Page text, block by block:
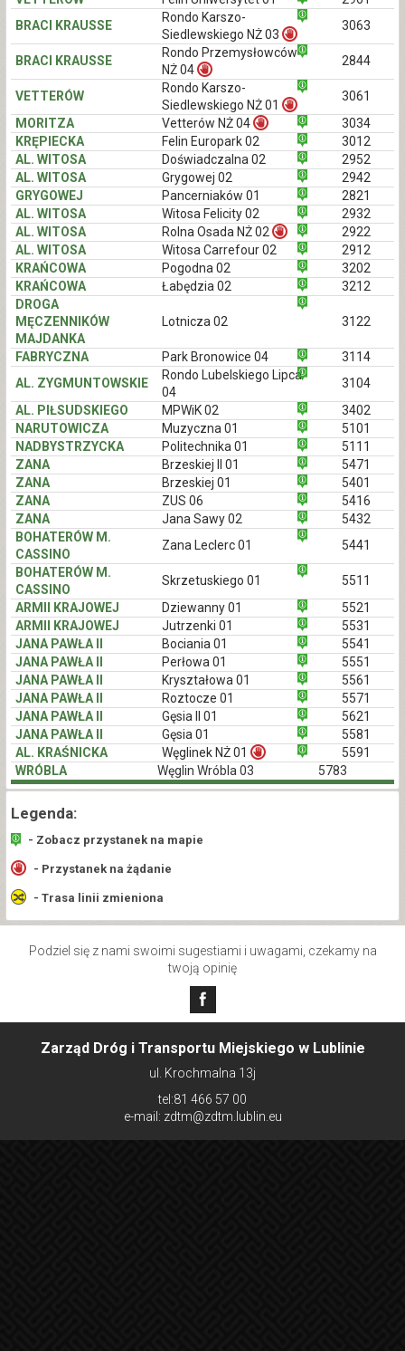
BRACI KRAUSSE
Rondo Karszo-
Siedlewskiego NŻ 03
3063
BRACI KRAUSSE
Rondo Przemysłowców
NŻ 04
2844
VETTERÓW
Rondo Karszo-
Siedlewskiego NŻ 01
3061
MORITZA
Vetterów NŻ 04
3034
KRĘPIECKA
Felin Europark 02
3012
AL. WITOSA
Doświadczalna 02
2952
AL. WITOSA
Grygowej 02
2942
GRYGOWEJ
Pancerniaków 01
2821
AL. WITOSA
Witosa Felicity 02
2932
AL. WITOSA
Rolna Osada NŻ 02
2922
AL. WITOSA
Witosa Carrefour 02
2912
KRAŃCOWA
Pogodna 02
3202
KRAŃCOWA
Łabędzia 02
3212
DROGA
MĘCZENNIKÓW
MAJDANKA
Lotnicza 02 3122
FABRYCZNA Park Bronowice 04
3114
AL. ZYGMUNTOWSKIE
Rondo Lubelskiego Lipca
04
3104
AL. PIŁSUDSKIEGO
MPWiK 02
3402
NARUTOWICZA
Muzyczna 01
5101
NADBYSTRZYCKA
Politechnika 01
5111
ZANA
Brzeskiej II 01
5471
ZANA
Brzeskiej 01
5401
ZANA
ZUS 06
5416
ZANA
Jana Sawy 02
5432
BOHATERÓW M.
CASSINO
Zana Leclerc 01
5441
BOHATERÓW M.
CASSINO
Skrzetuskiego 01
5511
ARMII KRAJOWEJ
Dziewanny 01
5521
ARMII KRAJOWEJ
Jutrzenki 01
5531
JANA PAWŁA II
Bociania 01
5541
JANA PAWŁA II
Perłowa 01
5551
JANA PAWŁA II
Kryształowa 01
5561
JANA PAWŁA II
Roztocze 01
5571
JANA PAWŁA II
Gęsia II 01
5621
JANA PAWŁA II
Gęsia 01
5581
AL. KRAŚNICKA
Węglinek NŻ 01
5591
WRÓBLA
Węglin Wróbla 03 5783
Legenda:
- Zobacz przystanek na mapie
- Przystanek na żądanie
- Trasa linii zmieniona
Podziel się z nami swoimi sugestiami i uwagami, czekamy na
twoją opinię
Zarząd Dróg i Transportu Miejskiego w Lublinie
ul. Krochmalna 13j
tel:81 466 57 00
e-mail: zdtm@zdtm.lublin.eu